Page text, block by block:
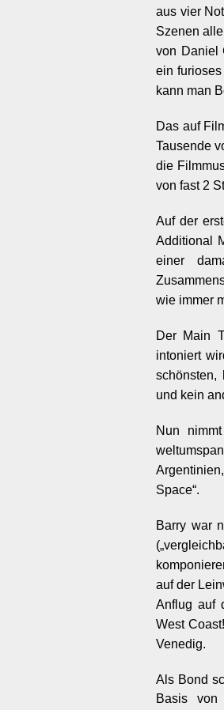
aus vier
Szenen
von Daniel
ein
kann man
Das auf
Tausende
die
von fast 2
Auf der
Additional
einer
wie immer
Der Main
intoniert
schönsten,
und kein
Nun
Space“.
Barry war
auf der
Anflug auf
West
Venedig.
Als Bond
Basis von